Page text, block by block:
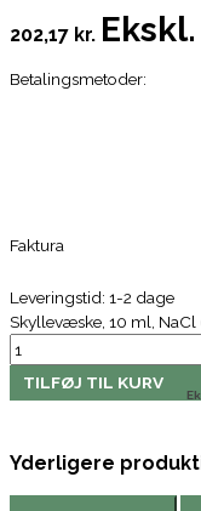
202,17 kr.
Betalingsmetoder:
Faktura
Leveringstid: 1-2 dage
Skyllevæske, 10 ml, NaCl
TILFØJ TIL KURV
Yderligere